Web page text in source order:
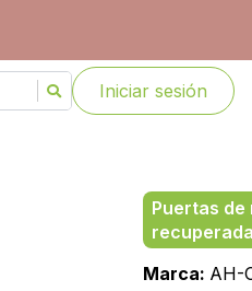
Iniciar sesión
Puertas de
Marca: AH-